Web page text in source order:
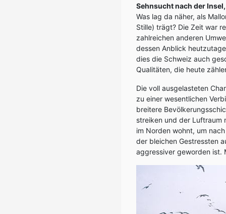
Sehnsucht nach der
Was lag da näher, als
Stille) trägt? Die Zeit war
zahlreichen anderen
dessen Anblick
dies die Schweiz auch
Qualitäten, die heute
Die voll ausgelasteten
zu einer wesentlichen
breitere
streiken und der Luftraum
im Norden wohnt, um
der bleichen Gestressten
aggressiver geworden ist.